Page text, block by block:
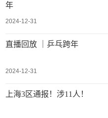
年
2024-12-31
直播回放 ｜乒乓跨年
2024-12-31
上海3区通报！涉11人！